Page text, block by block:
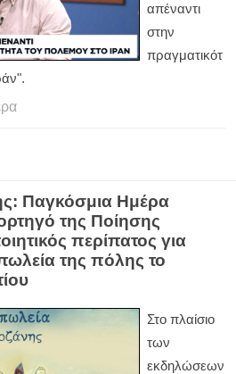
απέναντι
στην
πραγματικότ
Παγκόσμια Ημέρα
της Ποίησης
περίπατος για
της πόλης το
Στο πλαίσιο
των
εκδηλώσεων